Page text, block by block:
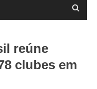
reúne
clubes em